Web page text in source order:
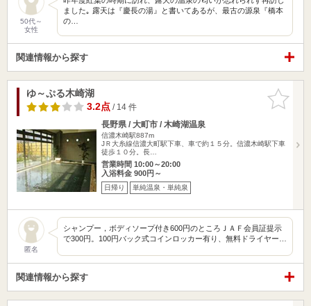
50代～
女性
ました｡ 露天は『慶長の湯』と書いてあるが、最古の源泉『橋本
の…
関連情報から探す
お気に入
りに追加
ゆ～ぷる木崎湖
3.2点/ 14 件
長野県 / 大町市 / 木崎湖温泉
信濃木崎駅887m
JＲ大糸線信濃大町駅下車、車で約１５分。信濃木崎駅下車
徒歩１０分。長…
営業時間 10:00～20:00
入浴料金 900円～
日帰り 単純温泉・単純泉
匿名
シャンプー，ボディソープ付き600円のところＪＡＦ会員証提示
で300円。100円バック式コインロッカー有り、無料ドライヤー…
関連情報から探す